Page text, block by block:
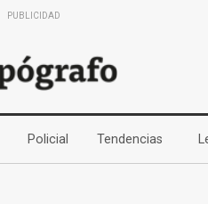
PUBLICIDAD
(current)Policial (current)Tendencias